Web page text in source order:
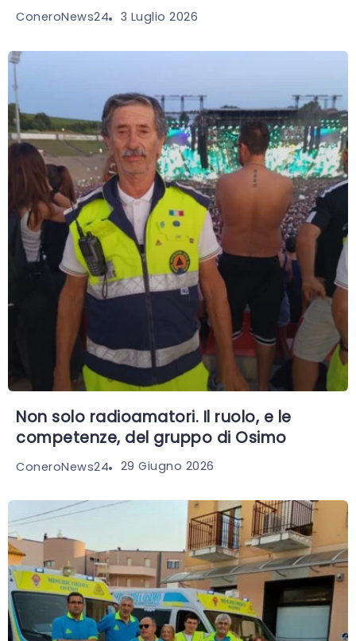
ConeroNews24 3 Luglio 2026
Non solo radioamatori. Il ruolo, e le
competenze, del gruppo di Osimo
ConeroNews24 29 Giugno 2026